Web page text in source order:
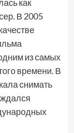
как
В 2005
из самых
времени. В
снимать